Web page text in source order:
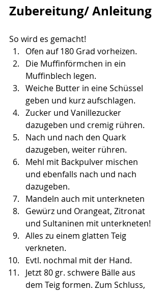
Zubereitung/ Anleitung
So wird es gemacht!
Ofen auf 180 Grad vorheizen.
Die Muffinförmchen in ein
Muffinblech legen.
Weiche Butter in eine Schüssel
geben und kurz aufschlagen.
Zucker und Vanillezucker
dazugeben und cremig rühren.
Nach und nach den Quark
dazugeben, weiter rühren.
Mehl mit Backpulver mischen
und ebenfalls nach und nach
dazugeben.
Mandeln auch mit unterkneten
Gewürz und Orangeat, Zitronat
und Sultaninen mit unterkneten!
Alles zu einem glatten Teig
verkneten.
Evtl. nochmal mit der Hand.
Jetzt 80 gr. schwere Bälle aus
dem Teig formen. Zum Schluss,